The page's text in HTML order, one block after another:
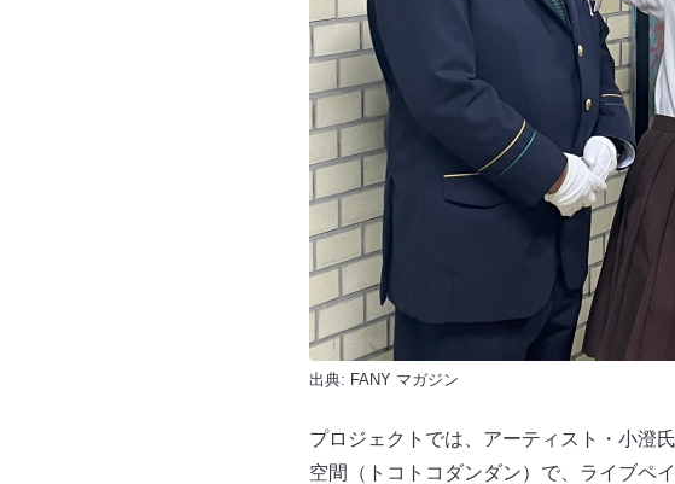
出典: FANY マガジン
プロジェクトでは、アーティスト・小澄
空間（トコトコダンダン）で、ライブペ